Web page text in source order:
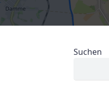
Suchen